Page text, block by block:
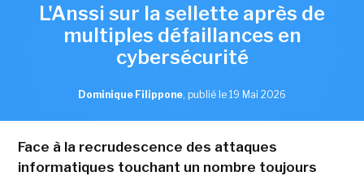
L'Anssi sur la sellette après de
multiples défaillances en
cybersécurité
Dominique Filippone, publié le 19 Mai 2026
Face à la recrudescence des attaques
informatiques touchant un nombre toujours